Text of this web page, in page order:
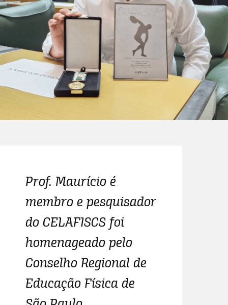
Prof. Maurício é
membro e pesquisador
do CELAFISCS foi
homenageado pelo
Conselho Regional de
Educação Física de